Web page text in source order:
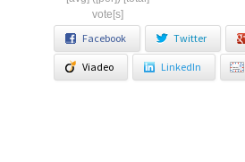
vote[s]
Facebook Twitter
Viadeo LinkedIn